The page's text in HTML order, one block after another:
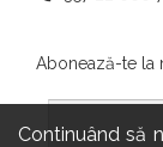
Continuând să
Abonează-te la